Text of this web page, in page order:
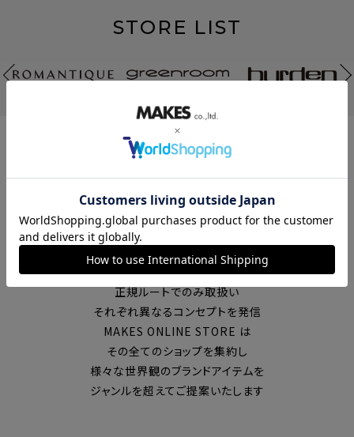
STORE LIST
富山の中心エリアで現在7店舗の
セレクトショップを展開
国内外のブランドを
正規ルートでのみ取扱い
それぞれ異なるコンセプトを発信
MAKES ONLINE STORE は
その全てのショップを集約し
様々な世界観のブランドアイテムを
ジャンルを超えてご提案いたします